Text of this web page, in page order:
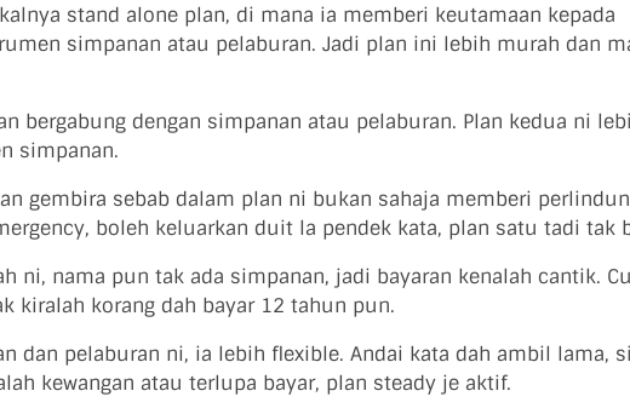
stand alone plan, di mana ia memberi keutamaan kepada
simpanan atau pelaburan. Jadi plan ini lebih murah dan
bergabung dengan simpanan atau pelaburan. Plan kedua ni
simpanan.
gembira sebab dalam plan ni bukan sahaja memberi
boleh keluarkan duit la pendek kata, plan satu tadi tak
ni, nama pun tak ada simpanan, jadi bayaran kenalah cantik.
kiralah korang dah bayar 12 tahun pun.
dan pelaburan ni, ia lebih flexible. Andai kata dah ambil lama,
kewangan atau terlupa bayar, plan steady je aktif.